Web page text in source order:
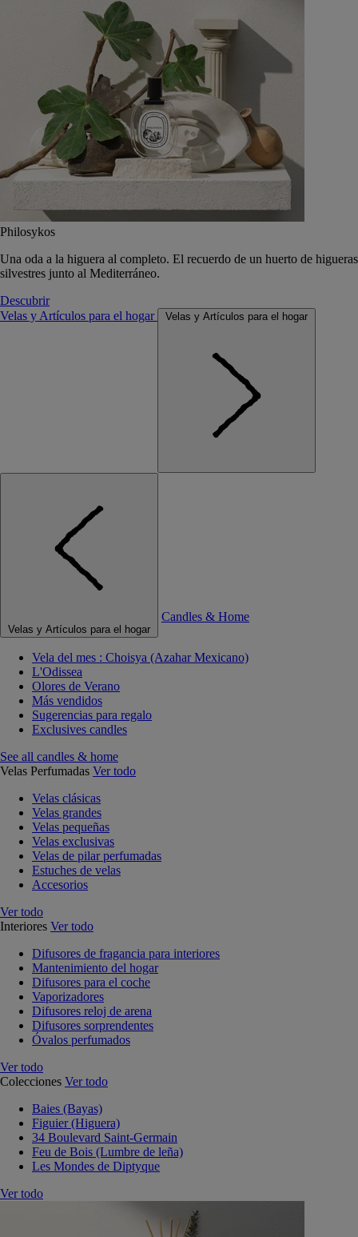
Philosykos
Una oda a la higuera al completo. El recuerdo de un huerto de higueras
silvestres junto al Mediterráneo.
Descubrir
Velas y Artículos para el hogar
Velas y Artículos para el hogar
Velas y Artículos para el hogar
Candles & Home
Vela del mes : Choisya (Azahar Mexicano)
L'Odissea
Olores de Verano
Más vendidos
Sugerencias para regalo
Exclusives candles
See all candles & home
Velas Perfumadas Ver todo
Velas clásicas
Velas grandes
Velas pequeñas
Velas exclusivas
Velas de pilar perfumadas
Estuches de velas
Accesorios
Ver todo
Interiores Ver todo
Difusores de fragancia para interiores
Mantenimiento del hogar
Difusores para el coche
Vaporizadores
Difusores reloj de arena
Difusores sorprendentes
Óvalos perfumados
Ver todo
Colecciones Ver todo
Baies (Bayas)
Figuier (Higuera)
34 Boulevard Saint-Germain
Feu de Bois (Lumbre de leña)
Les Mondes de Diptyque
Ver todo